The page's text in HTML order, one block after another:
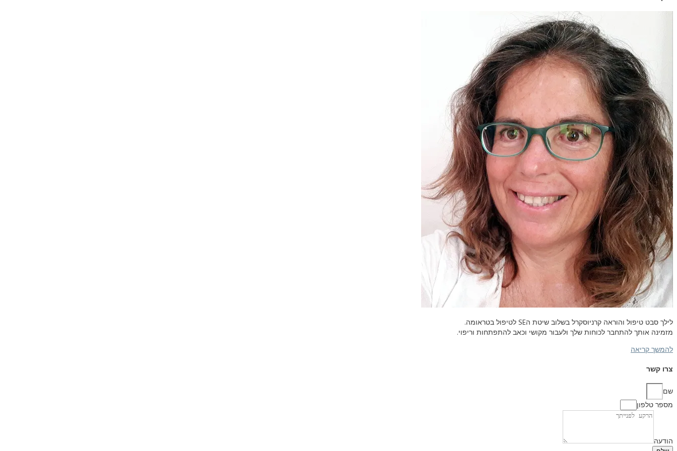
לילך סבט טיפול והוראה קרניוסקרל בשלוב שיטת הSE לטיפול בטראומה.
מזמינה אותך להתחבר לכוחות שלך ולעבור מקושי וכאב להתפתחות וריפוי.
להמשך קריאה
צרו קשר
שם
מספר טלפון
הודעה